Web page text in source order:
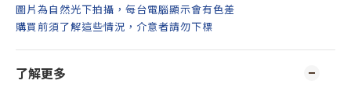
圖片為自然光下拍攝，每台電腦顯示會有色差
購買前須了解這些情況，介意者請勿下標
了解更多